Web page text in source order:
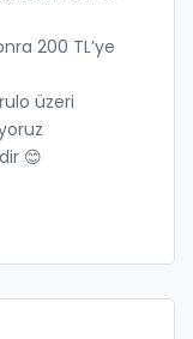
200 TL’ye
üzeri
😊